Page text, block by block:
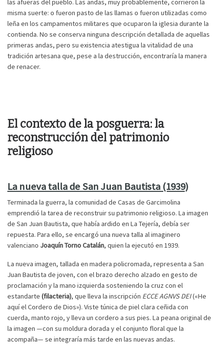
las afueras del pueblo. Las andas, muy probablemente, corrieron la
misma suerte: o fueron pasto de las llamas o fueron utilizadas como
leña en los campamentos militares que ocuparon la iglesia durante la
contienda. No se conserva ninguna descripción detallada de aquellas
primeras andas, pero su existencia atestigua la vitalidad de una
tradición artesana que, pese a la destrucción, encontraría la manera
de renacer.
El contexto de la posguerra: la
reconstrucción del patrimonio
religioso
La nueva talla de San Juan Bautista (1939)
Terminada la guerra, la comunidad de Casas de Garcimolina
emprendió la tarea de reconstruir su patrimonio religioso. La imagen
de San Juan Bautista, que había ardido en La Tejería, debía ser
repuesta. Para ello, se encargó una nueva talla al imaginero
valenciano Joaquín Torno Catalán, quien la ejecutó en 1939.
La nueva imagen, tallada en madera policromada, representa a San
Juan Bautista de joven, con el brazo derecho alzado en gesto de
proclamación y la mano izquierda sosteniendo la cruz con el
estandarte (filacteria), que lleva la inscripción ECCE AGNVS DEI(«He
aquí el Cordero de Dios»). Viste túnica de piel clara ceñida con
cuerda, manto rojo, y lleva un cordero a sus pies. La peana original de
la imagen —con su moldura dorada y el conjunto floral que la
acompaña— se integraría más tarde en las nuevas andas.